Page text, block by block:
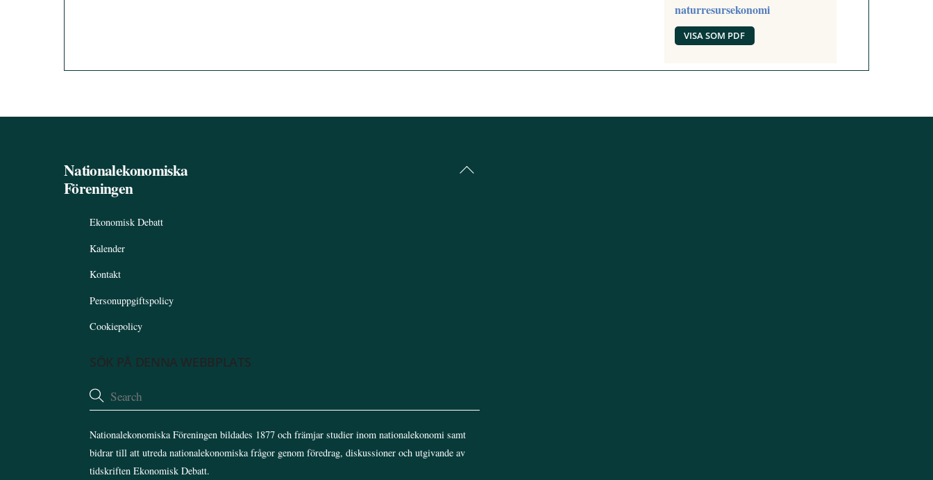
naturresursekonomi
VISA SOM PDF
Back
Nationalekonomiska
Föreningen
Ekonomisk Debatt
Kalender
Kontakt
Personuppgiftspolicy
Cookiepolicy
SÖK PÅ DENNA WEBBPLATS
Nationalekonomiska Föreningen bildades 1877 och främjar studier inom nationalekonomi samt
bidrar till att utreda nationalekonomiska frågor genom föredrag, diskussioner och utgivande av
tidskriften Ekonomisk Debatt.